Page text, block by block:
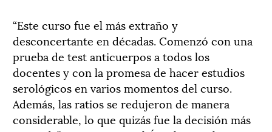
“Este curso fue el más extraño y
desconcertante en décadas. Comenzó con una
prueba de test anticuerpos a todos los
docentes y con la promesa de hacer estudios
serológicos en varios momentos del curso.
Además, las ratios se redujeron de manera
considerable, lo que quizás fue la decisión más